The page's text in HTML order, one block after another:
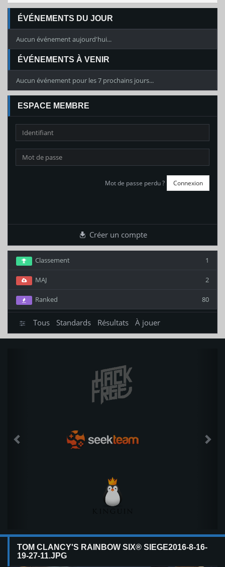
ÉVÉNEMENTS DU JOUR
Aucun événement aujourd'hui...
ÉVÉNEMENTS À VENIR
Aucun événement pour les 7 prochains jours...
ESPACE MEMBRE
Mot de passe perdu ?
Créer un compte
1
Classement
2
MAJ
80
Ranked
Tous Standards Résultats À jouer
TOM CLANCY'S RAINBOW SIX® SIEGE2016-8-16-
19-27-11.JPG